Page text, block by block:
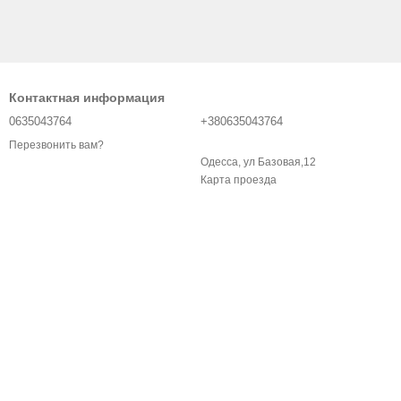
Контактная информация
0635043764
Перезвонить вам?
+380635043764
Одесса, ул Базовая,12
Карта проезда